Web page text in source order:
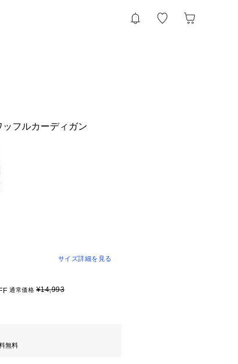
ッフルカーディガン
サイズ詳細を見る
通常価格¥14,993
無料